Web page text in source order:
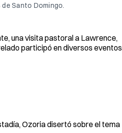
Santo Domingo.
una visita pastoral a Lawrence,
participó en diversos eventos
Ozoria disertó sobre el tema